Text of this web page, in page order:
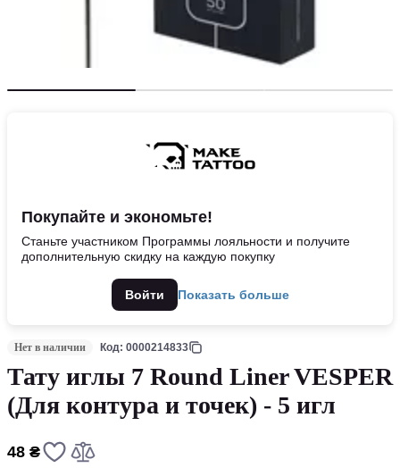
Покупайте и экономьте!
Станьте участником Программы лояльности и получите
дополнительную скидку на каждую покупку
Войти Показать больше
Нет в наличии Код: 0000214833
Тату иглы 7 Round Liner VESPER
(Для контура и точек) - 5 игл
48 ₴